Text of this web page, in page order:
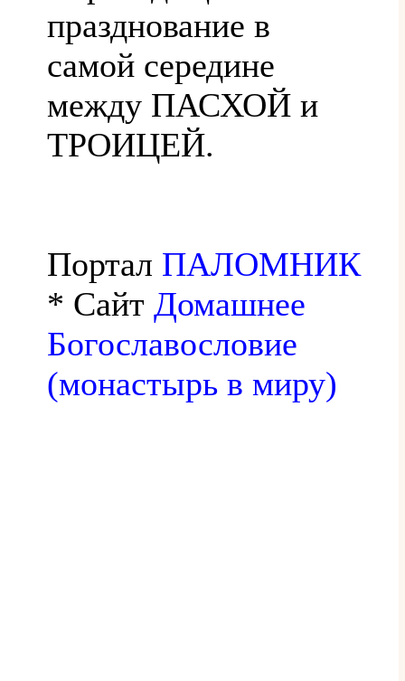
празднование в
самой середине
между ПАСХОЙ и
ТРОИЦЕЙ.
Портал ПАЛОМНИК
* Сайт Домашнее
Богославословие
(монастырь в миру)